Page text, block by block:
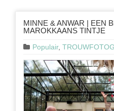
MINNE & ANWAR | EEN
MAROKKAANS TINTJE
Populair,